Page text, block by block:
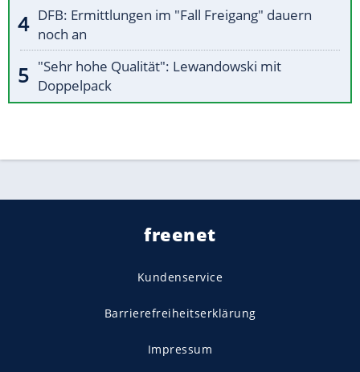
DFB: Ermittlungen im "Fall Freigang" dauern
noch an
"Sehr hohe Qualität": Lewandowski mit
Doppelpack
freenet
Kundenservice
Barrierefreiheitserklärung
Impressum